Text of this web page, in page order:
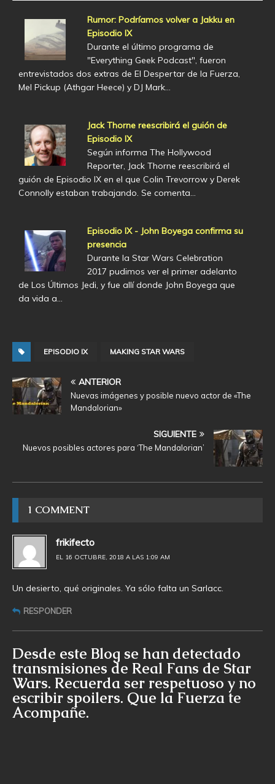
Rumor: Podríamos volver a Jakku en
Episodio IX
Durante el último programa de
"Everything Geek Podcast", fueron
entrevistados dos extras de El Despertar de la Fuerza,
Mel Pickup (Athgar Heece) y DJ Mark…
Jack Thorne reescribirá el guión de
Episodio IX
Según informa The Hollywood
Reporter, Jack Thorne reescribirá el
guión de Episodio IX en el que Colin Trevorrow y Derek
Connolly estaban trabajando. Se comenta…
Episodio IX - John Boyega confirma su
presencia
Durante la Star Wars Celebration
2017 pudimos ver el primer adelanto
de Los Últimos Jedi, y fue allí donde John Boyega que
da vida a…
EPISODIO IX MAKING STAR WARS
ANTERIOR
Nuevas imágenes y posible nuevo actor de «The
Mandalorian»
SIGUIENTE
Nuevos posibles actores para ‘The Mandalorian’
1 COMMENT
frikifecto
EL 16 OCTUBRE, 2018 A LAS 1:09 AM
Un desierto, qué originales. Ya sólo falta un Sarlacc.
RESPONDER
Desde este Blog se han detectado
transmisiones de Real Fans de Star
Wars. Recuerda ser respetuoso y no
escribir spoilers. Que la Fuerza te
Acompañe.